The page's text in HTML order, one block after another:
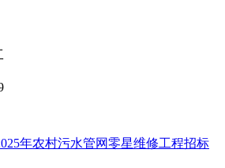
年农村污水管网零星维修工程招标